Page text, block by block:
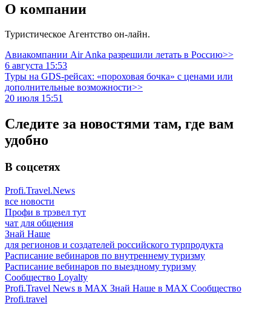
О компании
Туристическое Агентство он-лайн.
Авиакомпании Air Anka разрешили летать в Россию>>
6 августа 15:53
Туры на GDS-рейсах: «пороховая бочка» с ценами или
дополнительные возможности>>
20 июля 15:51
Следите за новостями там, где вам
удобно
В соцсетях
Profi.Travel.News
все новости
Профи в трэвел тут
чат для общения
Знай Наше
для регионов и создателей российского турпродукта
Расписание вебинаров по внутреннему туризму
Расписание вебинаров по выездному туризму
Сообщество Loyalty
Profi.Travel News в MAX Знай Наше в MAX Сообщество
Profi.travel